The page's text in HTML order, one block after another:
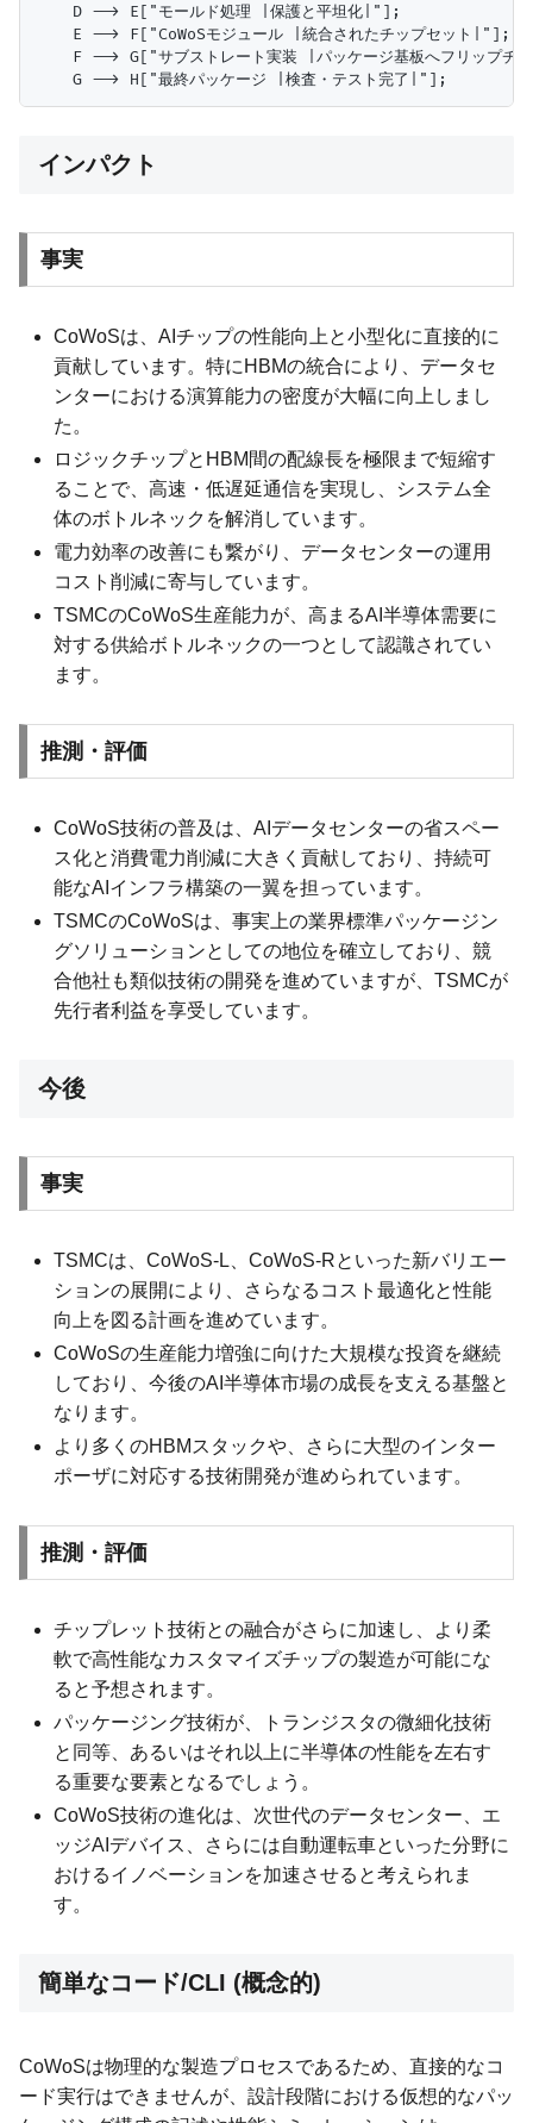
    D --> E["モールド処理 |保護と平坦化|"];
    E --> F["CoWoSモジュール |統合されたチップセット|"];
F --> G["サブストレート実装 |パッケージ基板へフリップチ
インパクト
事実
CoWoSは、AIチップの性能向上と小型化に直接的に
貢献しています。特にHBMの統合により、データセ
ンターにおける演算能力の密度が大幅に向上しまし
た。
ロジックチップとHBM間の配線長を極限まで短縮す
ることで、高速・低遅延通信を実現し、システム全
体のボトルネックを解消しています。
電力効率の改善にも繋がり、データセンターの運用
コスト削減に寄与しています。
TSMCのCoWoS生産能力が、高まるAI半導体需要に
対する供給ボトルネックの一つとして認識されてい
ます。
推測・評価
CoWoS技術の普及は、AIデータセンターの省スペー
ス化と消費電力削減に大きく貢献しており、持続可
能なAIインフラ構築の一翼を担っています。
TSMCのCoWoSは、事実上の業界標準パッケージン
グソリューションとしての地位を確立しており、競
合他社も類似技術の開発を進めていますが、TSMCが
先行者利益を享受しています。
今後
事実
TSMCは、CoWoS-L、CoWoS-Rといった新バリエー
ションの展開により、さらなるコスト最適化と性能
向上を図る計画を進めています。
CoWoSの生産能力増強に向けた大規模な投資を継続
しており、今後のAI半導体市場の成長を支える基盤と
なります。
より多くのHBMスタックや、さらに大型のインター
ポーザに対応する技術開発が進められています。
推測・評価
チップレット技術との融合がさらに加速し、より柔
軟で高性能なカスタマイズチップの製造が可能にな
ると予想されます。
パッケージング技術が、トランジスタの微細化技術
と同等、あるいはそれ以上に半導体の性能を左右す
る重要な要素となるでしょう。
CoWoS技術の進化は、次世代のデータセンター、エ
ッジAIデバイス、さらには自動運転車といった分野に
おけるイノベーションを加速させると考えられま
す。
簡単なコード/CLI (概念的)
CoWoSは物理的な製造プロセスであるため、直接的なコ
ード実行はできませんが、設計段階における仮想的なパッ